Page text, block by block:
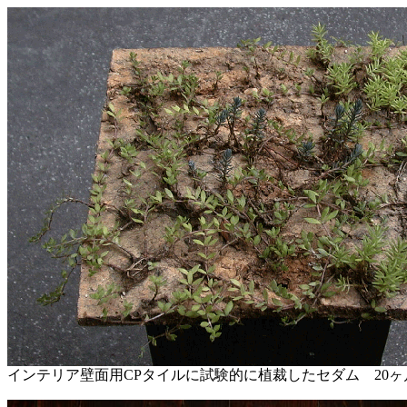
インテリア壁面用CPタイルに試験的に植裁したセダム 20ヶ